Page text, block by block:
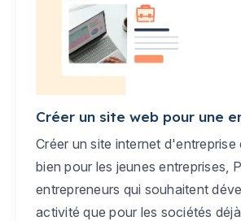
Créer un site web pour une
Créer un site internet d'entreprise
bien pour les jeunes entreprises,
entrepreneurs qui souhaitent
activité que pour les sociétés